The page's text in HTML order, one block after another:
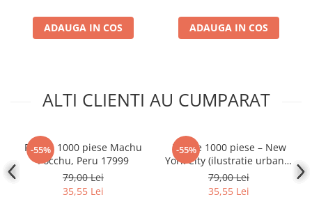
DragonBallZ
Yu-Gi-Oh!
Accesorii TCG
Cardfight!! Vanguard
Weis Schwarz
Flesh and Blood
ADAUGA IN COS ADAUGA IN COS
ALTI CLIENTI AU CUMPARAT
-55%
Puzzle 1000 piese Machu
Pocchu, Peru 17999
79,00 Lei
35,55 Lei
-55%
Puzzle 1000 piese – New
York City (ilustratie urbana)
– Educa
79,00 Lei
35,55 Lei